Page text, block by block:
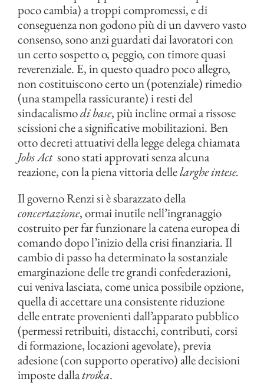
poco cambia) a troppi compromessi, e di
conseguenza non godono più di un davvero vasto
consenso, sono anzi guardati dai lavoratori con
un certo sospetto o, peggio, con timore quasi
reverenziale. E, in questo quadro poco allegro,
non costituiscono certo un (potenziale) rimedio
(una stampella rassicurante) i resti del
sindacalismodi base, più incline ormai a rissose
scissioni che a significative mobilitazioni. Ben
otto decreti attuativi della legge delega chiamata
Jobs Act sono stati approvati senza alcuna
reazione, con la piena vittoria dellelarghe intese.
Il governo Renzi si è sbarazzato della
concertazione, ormai inutile nell’ingranaggio
costruito per far funzionare la catena europea di
comando dopo l’inizio della crisi finanziaria. Il
cambio di passo ha determinato la sostanziale
emarginazione delle tre grandi confederazioni,
cui veniva lasciata, come unica possibile opzione,
quella di accettare una consistente riduzione
delle entrate provenienti dall’apparato pubblico
(permessi retribuiti, distacchi, contributi, corsi
di formazione, locazioni agevolate), previa
adesione (con supporto operativo) alle decisioni
imposte dallatroika.